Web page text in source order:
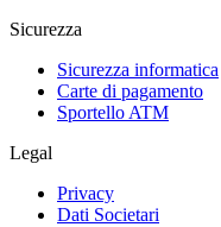
Sicurezza
Sicurezza informatica
Carte di pagamento
Sportello ATM
Legal
Privacy
Dati Societari